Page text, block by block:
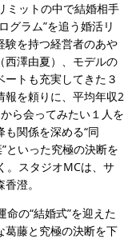
ミットの中で結婚相手
グラム”を追う婚活リ
験を持つ経営者のあや
西澤由夏）、モデルの
トも充実してきた３
報を頼りに、平均年収2
ら会ってみたい１人を
関係を深める“同
といった究極の決断を
。スタジオMCは、サ
澄。
の“結婚式”を迎えた
葛藤と究極の決断を下